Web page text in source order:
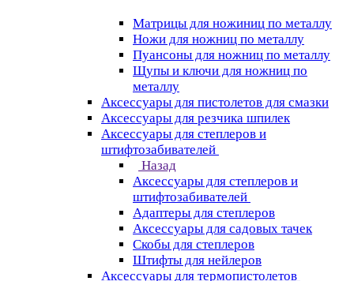
Матрицы для ножиниц по металлу
Ножи для ножниц по металлу
Пуансоны для ножниц по металлу
Щупы и ключи для ножниц по
металлу
Аксессуары для пистолетов для смазки
Аксессуары для резчика шпилек
Аксессуары для степлеров и
штифтозабивателей
Назад
Аксессуары для степлеров и
штифтозабивателей
Адаптеры для степлеров
Аксессуары для садовых тачек
Скобы для степлеров
Штифты для нейлеров
Аксессуары для термопистолетов